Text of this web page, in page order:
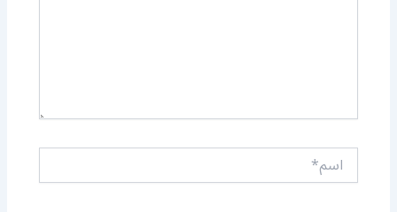
اسم*